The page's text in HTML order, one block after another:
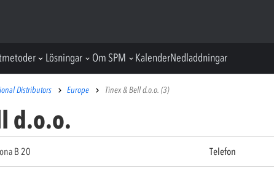
Lösningar Om SPM KalenderNedladdningar
Distributors Europe Tinex & Bell d.o.o. (3)
d.o.o.
B 20 Telefon